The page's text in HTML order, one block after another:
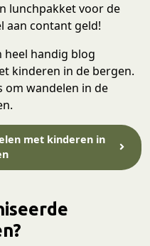
lunchpakket voor de
aan contant geld!
heel handig blog
kinderen in de bergen.
om wandelen in de
met kinderen in